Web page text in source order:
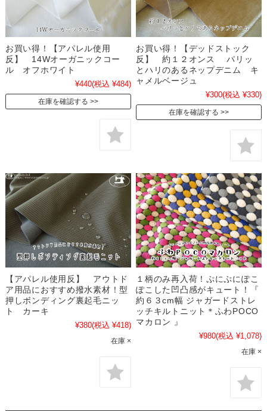
お買い得！【アパレル使用
反】 14Wオーガニックコー
ル オフホワイト
¥440(税込 ¥484)
在庫を確認する
お買い得！【デッドストック
反】 約１２オンス パリッ
とハリのあるネップデニム キ
ャメルベージュ
¥300(税込 ¥330)
在庫を確認する
【アパレル使用反】 アウトド
ア用品におすすめ撥水素材！型
押しボンディング裏起毛ニッ
ト カーキ
¥380(税込 ¥418)
在庫 ×
１柄のみ再入荷！ぷにぷにぽこ
ぽこした凹凸感がキュート！『
約６３cm幅 ジャガードストレ
ッチキルトニット＊ふわPOCO
マカロン 』
¥980(税込 ¥1,078)
在庫 ×